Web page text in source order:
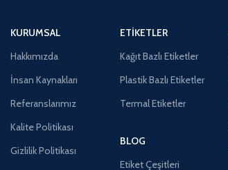
KURUMSAL
Hakkımızda
İnsan Kaynakları
Referanslarımız
Kalite Politikası
Gizlilik Politikası
ETIKETLER
Kağıt Bazlı Etiketler
Plastik Bazlı Etiketler
Termal Etiketler
BLOG
Etiket Çeşitleri